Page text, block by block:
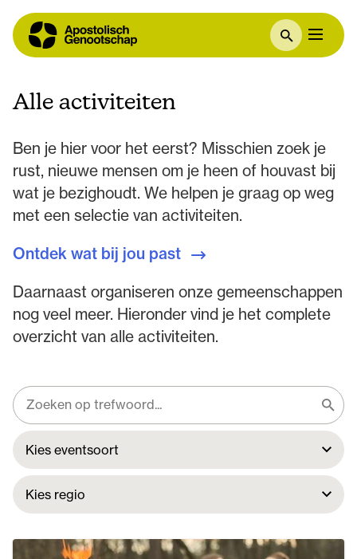
Alle activiteiten
Ben je hier voor het eerst? Misschien zoek je
rust, nieuwe mensen om je heen of houvast bij
wat je bezighoudt. We helpen je graag op weg
met een selectie van activiteiten.
Ontdek wat bij jou past
Daarnaast organiseren onze gemeenschappen
nog veel meer. Hieronder vind je het complete
overzicht van alle activiteiten.